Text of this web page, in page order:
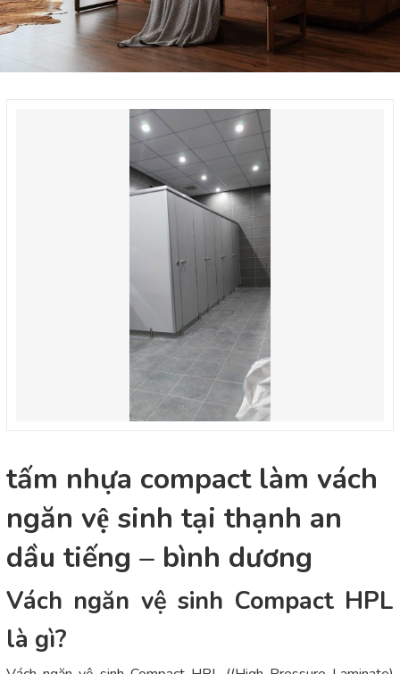
tấm nhựa compact làm vách
ngăn vệ sinh tại thạnh an
dầu tiếng – bình dương
Vách ngăn vệ sinh Compact HPL
là gì?